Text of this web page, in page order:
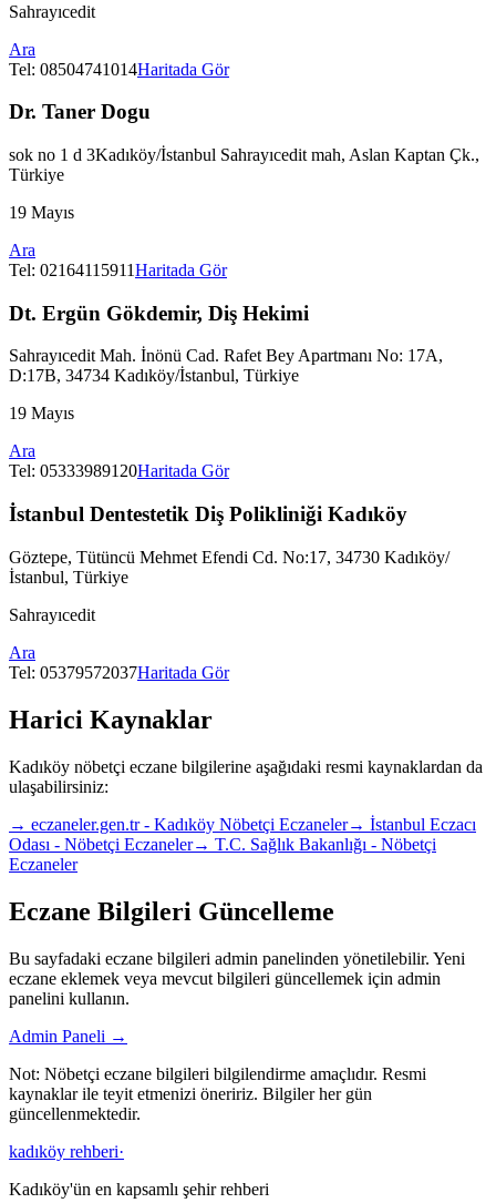
Sahrayıcedit
Ara
Tel: 08504741014Haritada Gör
Dr. Taner Dogu
sok no 1 d 3Kadıköy/İstanbul Sahrayıcedit mah, Aslan Kaptan Çk.,
Türkiye
19 Mayıs
Ara
Tel: 02164115911Haritada Gör
Dt. Ergün Gökdemir, Diş Hekimi
Sahrayıcedit Mah. İnönü Cad. Rafet Bey Apartmanı No: 17A,
D:17B, 34734 Kadıköy/İstanbul, Türkiye
19 Mayıs
Ara
Tel: 05333989120Haritada Gör
İstanbul Dentestetik Diş Polikliniği Kadıköy
Göztepe, Tütüncü Mehmet Efendi Cd. No:17, 34730 Kadıköy/
İstanbul, Türkiye
Sahrayıcedit
Ara
Tel: 05379572037Haritada Gör
Harici Kaynaklar
Kadıköy nöbetçi eczane bilgilerine aşağıdaki resmi kaynaklardan da
ulaşabilirsiniz:
→ eczaneler.gen.tr - Kadıköy Nöbetçi Eczaneler→ İstanbul Eczacı
Odası - Nöbetçi Eczaneler→ T.C. Sağlık Bakanlığı - Nöbetçi
Eczaneler
Eczane Bilgileri Güncelleme
Bu sayfadaki eczane bilgileri admin panelinden yönetilebilir. Yeni
eczane eklemek veya mevcut bilgileri güncellemek için admin
panelini kullanın.
Admin Paneli →
Not: Nöbetçi eczane bilgileri bilgilendirme amaçlıdır. Resmi
kaynaklar ile teyit etmenizi öneririz. Bilgiler her gün
güncellenmektedir.
kadıköy rehberi·
Kadıköy'ün en kapsamlı şehir rehberi